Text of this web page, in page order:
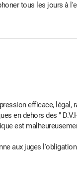
tous les jours à
efficace, légal,
en dehors des "
est
aux juges l'obligation